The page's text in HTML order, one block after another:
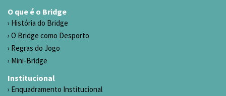
O que é o Bridge
História do Bridge
O Bridge como Desporto
Regras do Jogo
Mini-Bridge
Institucional
Enquadramento Institucional